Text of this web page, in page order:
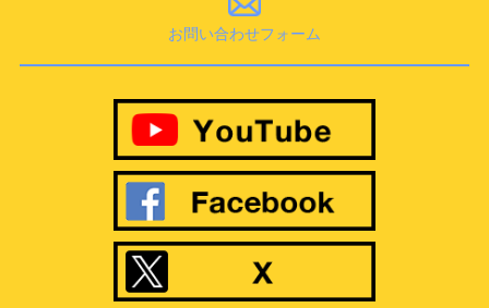
お問い合わせフォーム